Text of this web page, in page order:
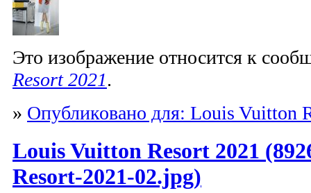
Это изображение относится к
Resort 2021.
» Опубликовано для: Louis Vuitton
Louis Vuitton Resort 2021
Resort-2021-02.jpg)